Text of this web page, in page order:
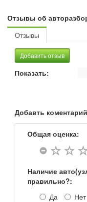
Отзывы об
Отзывы
Добавить отзыв
Показать:
Добавть
Общая оценка:
Наличие
правильно?:
Да
Нет